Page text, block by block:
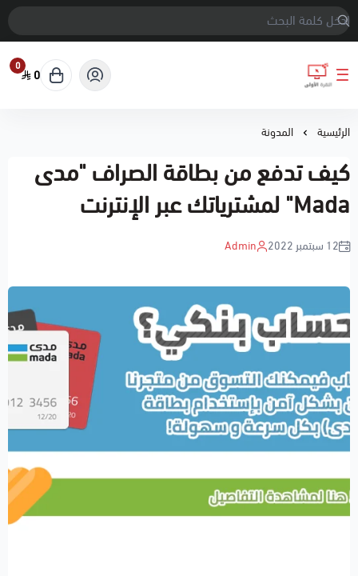
النقرة الأولى
0
0
الرئيسية المدونة
كيف تدفع من بطاقة الصراف "مدى
Mada" لمشترياتك عبر الإنترنت
12 سبتمبر 2022 Admin